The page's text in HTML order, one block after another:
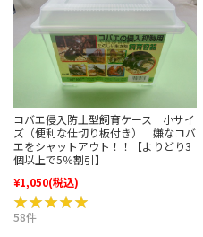
コバエ侵入防止型飼育ケース 小サイ
ズ（便利な仕切り板付き）｜嫌なコバ
エをシャットアウト！！【よりどり3
個以上で5％割引】
¥1,050(税込)
★★★★★
★★★★★
58件